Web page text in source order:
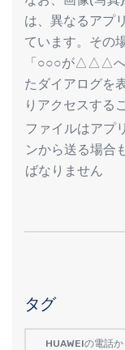
は、異なるアプ
ています。その
「○○○が△△△へ
たダイアログを
りアクセスする
ファイルはアプ
ンから送る場合
ばなりません
タグ
HUAWEIの電話